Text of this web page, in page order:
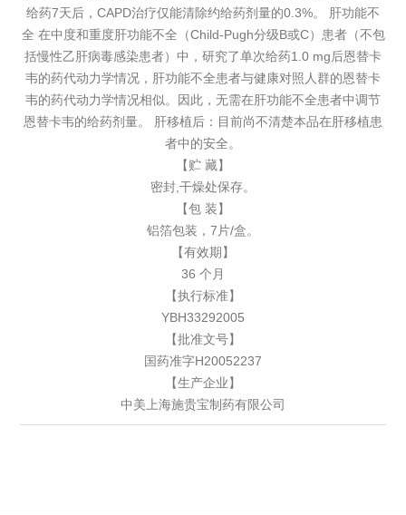
给药7天后，CAPD治疗仅能清除约给药剂量的0.3%。 肝功能不
全 在中度和重度肝功能不全（Child-Pugh分级B或C）患者（不包
括慢性乙肝病毒感染患者）中，研究了单次给药1.0 mg后恩替卡
韦的药代动力学情况，肝功能不全患者与健康对照人群的恩替卡
韦的药代动力学情况相似。因此，无需在肝功能不全患者中调节
恩替卡韦的给药剂量。 肝移植后：目前尚不清楚本品在肝移植患
者中的安全。
【贮 藏】
密封,干燥处保存。
【包 装】
铝箔包装，7片/盒。
【有效期】
36 个月
【执行标准】
YBH33292005
【批准文号】
国药准字H20052237
【生产企业】
中美上海施贵宝制药有限公司